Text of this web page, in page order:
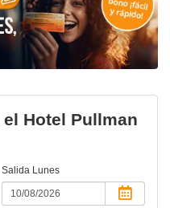
Hotel Pullman
Salida Lunes